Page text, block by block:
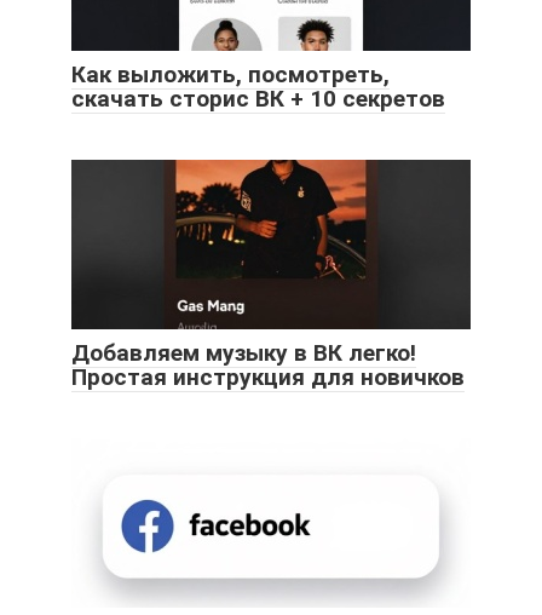
Как выложить, посмотреть,
скачать сторис ВК + 10 секретов
Добавляем музыку в ВК легко!
Простая инструкция для новичков